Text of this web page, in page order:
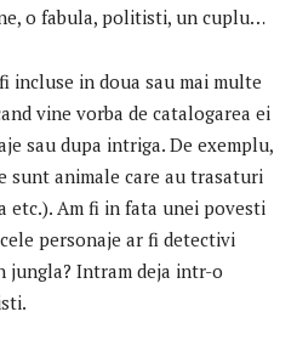
o fabula, politisti, un cuplu…
incluse in doua sau mai multe
vine vorba de catalogarea ei
sau dupa intriga. De exemplu,
sunt animale care au trasaturi
etc.). Am fi in fata unei povesti
personaje ar fi detectivi
jungla? Intram deja intr-o